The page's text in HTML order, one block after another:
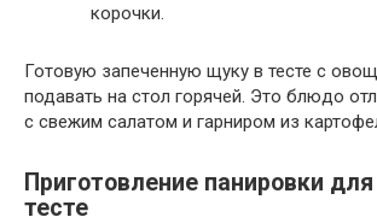
корочки.
Готовую запеченную щуку в тесте с
подавать на стол горячей. Это блюдо
с свежим салатом и гарниром из
Приготовление панировки
тесте